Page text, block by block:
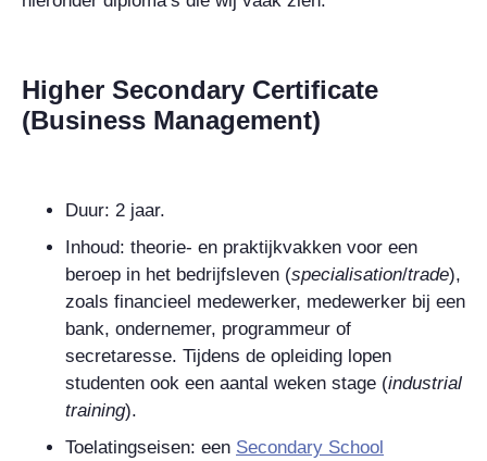
Higher Secondary Certificate
(Business Management)
Duur: 2 jaar.
Inhoud: theorie- en praktijkvakken voor een
beroep in het bedrijfsleven (specialisation/trade),
zoals financieel medewerker, medewerker bij een
bank, ondernemer, programmeur of
secretaresse. Tijdens de opleiding lopen
studenten ook een aantal weken stage (industrial
training).
Toelatingseisen: een Secondary School